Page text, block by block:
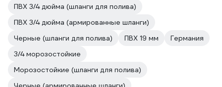
ПВХ 3/4 дюйма (шланги для полива)
ПВХ 3/4 дюйма (армированные шланги)
Черные (шланги для полива)
ПВХ 19 мм
Германия
3/4 морозостойкие
Морозостойкие (шланги для полива)